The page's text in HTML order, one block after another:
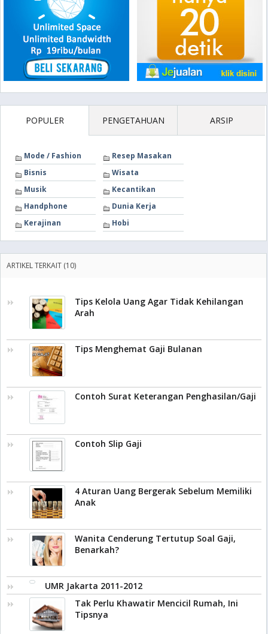
POPULER PENGETAHUAN ARSIP
Mode / Fashion
Resep Masakan
Bisnis
Wisata
Musik
Kecantikan
Handphone
Dunia Kerja
Kerajinan
Hobi
ARTIKEL TERKAIT (10)
Tips Kelola Uang Agar Tidak Kehilangan
Arah
Tips Menghemat Gaji Bulanan
Contoh Surat Keterangan Penghasilan/Gaji
Contoh Slip Gaji
4 Aturan Uang Bergerak Sebelum Memiliki
Anak
Wanita Cenderung Tertutup Soal Gaji,
Benarkah?
UMR Jakarta 2011-2012
Tak Perlu Khawatir Mencicil Rumah, Ini
Tipsnya